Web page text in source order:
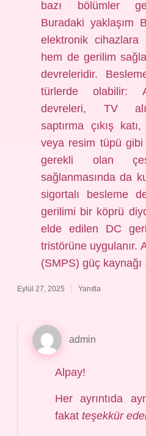
bazı bölümler
Buradaki yaklaşım
elektronik cihazlara
hem de gerilim
devreleridir.
türlerde olabilir:
devreleri, TV
saptırma çıkış
veya resim tüpü gibi
gerekli olan
sağlanmasında da
sigortalı besleme
gerilimi bir köprü
elde edilen DC
tristörüne uygulanır.
(SMPS) güç kaynağı
Eylül 27, 2025 Yanıtla
admin
Alpay!
Her ayrıntıda
fakat teşekkür